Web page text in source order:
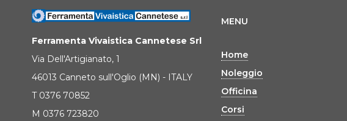
Ferramenta Vivaistica Cannetese Srl
Via Dell'Artigianato, 1
46013 Canneto sull'Oglio (MN) - ITALY
T 0376 70852
M 0376 723820
MENU
Home
Noleggio
Officina
Corsi